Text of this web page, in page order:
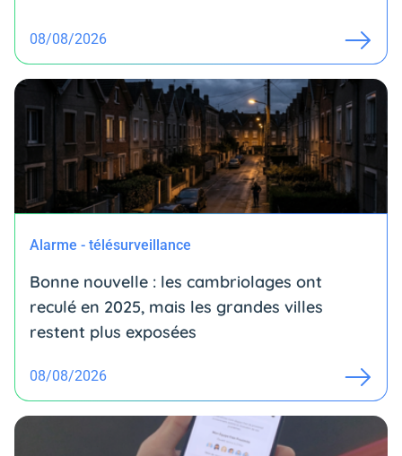
08/08/2026
Alarme - télésurveillance
Bonne nouvelle : les cambriolages ont
reculé en 2025, mais les grandes villes
restent plus exposées
08/08/2026